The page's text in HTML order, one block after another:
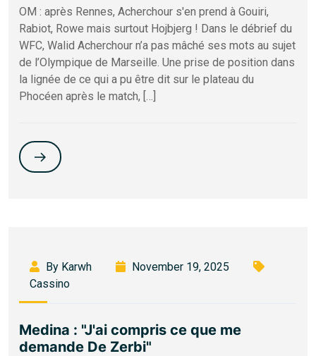
OM : après Rennes, Acherchour s'en prend à Gouiri,
Rabiot, Rowe mais surtout Hojbjerg ! Dans le débrief du
WFC, Walid Acherchour n’a pas mâché ses mots au sujet
de l’Olympique de Marseille. Une prise de position dans
la lignée de ce qui a pu être dit sur le plateau du
Phocéen après le match, […]
By Karwh
November 19, 2025
Cassino
Medina : "J'ai compris ce que me
demande De Zerbi"